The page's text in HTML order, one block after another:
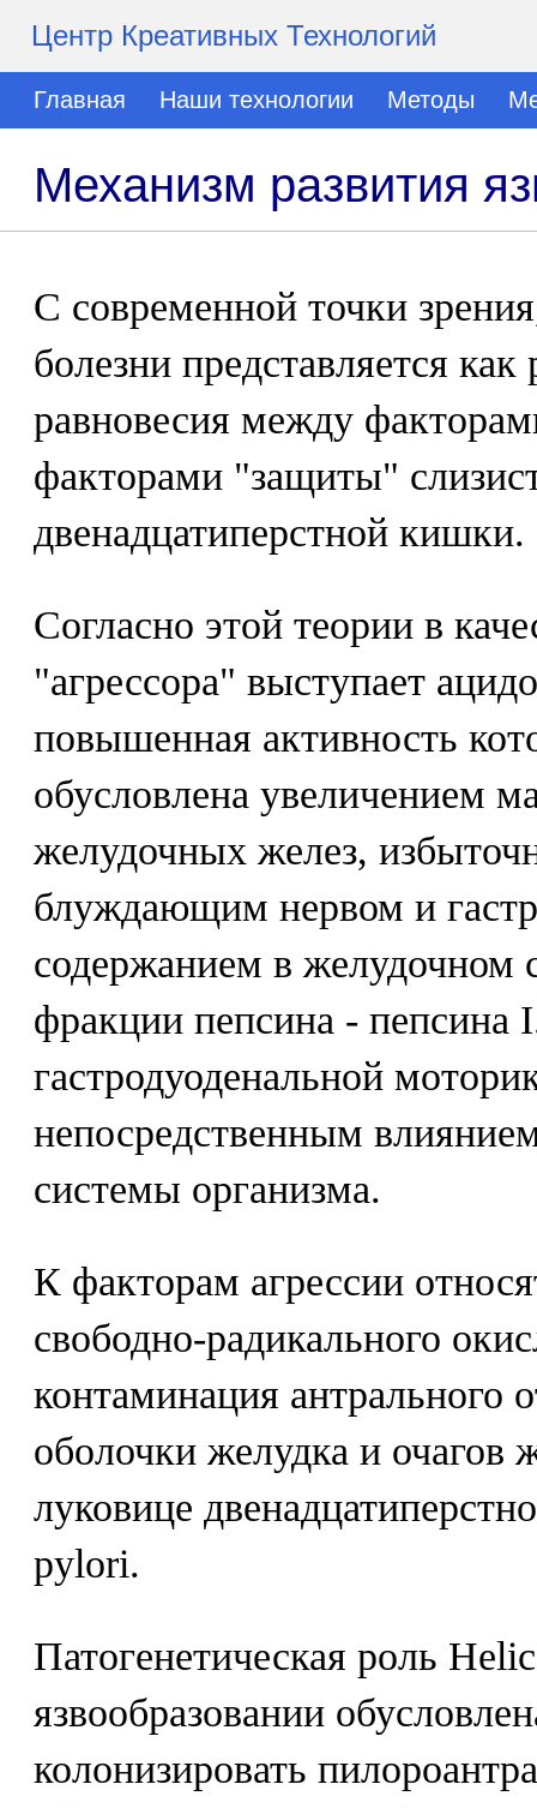
Центр Креативных Технологий
Главная Наши технологии Методы
Механизм развития
С современной точки
болезни представляется
равновесия между
факторами "защиты"
двенадцатиперстной кишки.
Согласно этой теории в
"агрессора" выступает
повышенная активность
обусловлена увеличением
желудочных желез,
блуждающим нервом и
содержанием в желудочном
фракции пепсина - пепсина
гастродуоденальной
непосредственным
системы организма.
К факторам агрессии
свободно-радикального
контаминация антрального
оболочки желудка и очагов
луковице
pylori.
Патогенетическая роль
язвообразовании
колонизировать